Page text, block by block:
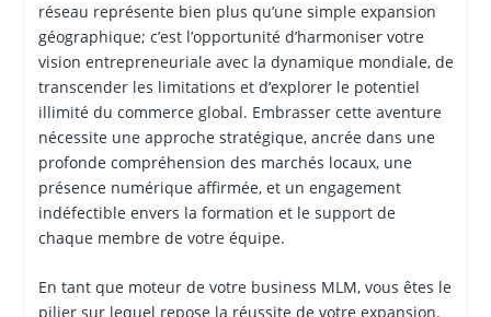
réseau représente bien plus qu’une simple expansion
géographique; c’est l’opportunité d’harmoniser votre
vision entrepreneuriale avec la dynamique mondiale, de
transcender les limitations et d’explorer le potentiel
illimité du commerce global. Embrasser cette aventure
nécessite une approche stratégique, ancrée dans une
profonde compréhension des marchés locaux, une
présence numérique affirmée, et un engagement
indéfectible envers la formation et le support de
chaque membre de votre équipe.
En tant que moteur de votre business MLM, vous êtes le
pilier sur lequel repose la réussite de votre expansion.